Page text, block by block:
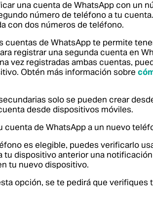
una cuenta de WhatsApp con un
número de teléfono a tu
con dos números de teléfono.
cuentas de WhatsApp te permite
registrar una segunda cuenta en
vez registradas ambas cuentas,
Obtén más información sobre
solo se pueden crear
desde dispositivos móviles.
cuenta de WhatsApp a un nuevo
es elegible, puedes verificarlo
tu dispositivo anterior una
tu nuevo dispositivo.
opción, se te pedirá que verifiques